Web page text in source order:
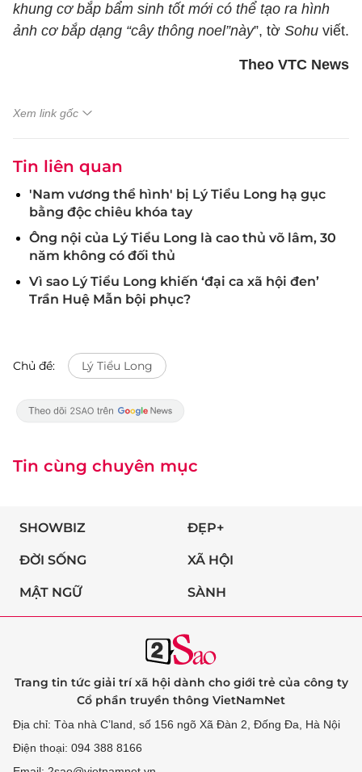
khung cơ bắp bẩm sinh tốt mới có thể tạo ra hình
ảnh cơ bắp dạng “cây thông noel”này”, tờ Sohu viết.
Theo VTC News
Xem link gốc
Tin liên quan
'Nam vương thể hình' bị Lý Tiểu Long hạ gục
bằng độc chiêu khóa tay
Ông nội của Lý Tiểu Long là cao thủ võ lâm, 30
năm không có đối thủ
Vì sao Lý Tiểu Long khiến ‘đại ca xã hội đen’
Trần Huệ Mẫn bội phục?
Chủ đề: Lý Tiểu Long
Tin cùng chuyên mục
SHOWBIZ ĐẸP+
ĐỜI SỐNG XÃ HỘI
MẬT NGỮ SÀNH
Trang tin tức giải trí xã hội dành cho giới trẻ của công ty
Cổ phần truyền thông VietNamNet
Địa chỉ: Tòa nhà C’land, số 156 ngõ Xã Đàn 2, Đống Đa, Hà Nội
Điện thoại: 094 388 8166